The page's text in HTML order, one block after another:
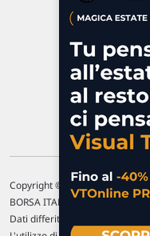
Copyright © 1996-2026
BORSA ITALIANA Quotazioni
Dati differiti di 15 min. (fonte